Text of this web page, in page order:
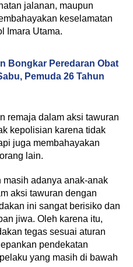
jalanan, maupun
keselamatan
Imara Utama.
Bongkar Peredaran Obat
Pemuda 26 Tahun
remaja dalam aksi tawuran
kepolisian karena tidak
juga membahayakan
lain.
masih adanya anak-anak
aksi tawuran dengan
ini sangat berisiko dan
jiwa. Oleh karena itu,
tegas sesuai aturan
pendekatan
yang masih di bawah